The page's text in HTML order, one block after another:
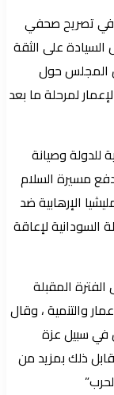
في تصريح صحفي
على الثقة
المجلس حول
لمرحلة ما بعد
للدولة وصيانة
مسيرة السلام
الإرهابية ضد
السودانية لإعاقة
المقبلة
والتنمية ، وقال
في سبيل عزة
ذلك بمزيد من